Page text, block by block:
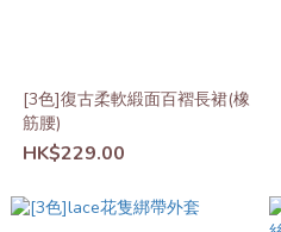
[3色]復古柔軟緞面百褶長裙(橡
筋腰)
HK$229.00